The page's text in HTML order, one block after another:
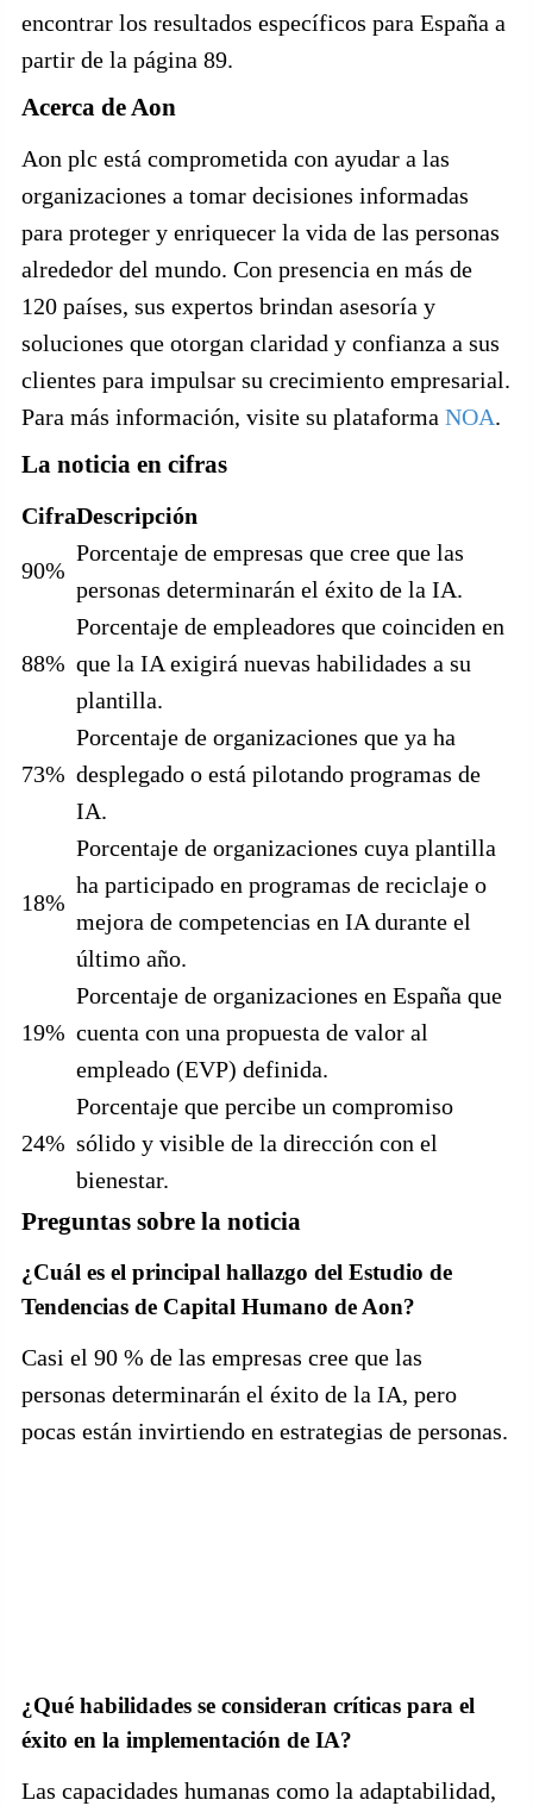
encontrar los resultados específicos para España a
partir de la página 89.
Acerca de Aon
Aon plc está comprometida con ayudar a las
organizaciones a tomar decisiones informadas
para proteger y enriquecer la vida de las personas
alrededor del mundo. Con presencia en más de
120 países, sus expertos brindan asesoría y
soluciones que otorgan claridad y confianza a sus
clientes para impulsar su crecimiento empresarial.
Para más información, visite su plataforma NOA.
La noticia en cifras
CifraDescripción
90%
Porcentaje de empresas que cree que las
personas determinarán el éxito de la IA.
88%
Porcentaje de empleadores que coinciden en
que la IA exigirá nuevas habilidades a su
plantilla.
73%
Porcentaje de organizaciones que ya ha
desplegado o está pilotando programas de
IA.
18%
Porcentaje de organizaciones cuya plantilla
ha participado en programas de reciclaje o
mejora de competencias en IA durante el
último año.
19%
Porcentaje de organizaciones en España que
cuenta con una propuesta de valor al
empleado (EVP) definida.
24%
Porcentaje que percibe un compromiso
sólido y visible de la dirección con el
bienestar.
Preguntas sobre la noticia
¿Cuál es el principal hallazgo del Estudio de
Tendencias de Capital Humano de Aon?
Casi el 90 % de las empresas cree que las
personas determinarán el éxito de la IA, pero
pocas están invirtiendo en estrategias de personas.
¿Qué habilidades se consideran críticas para el
éxito en la implementación de IA?
Las capacidades humanas como la adaptabilidad,